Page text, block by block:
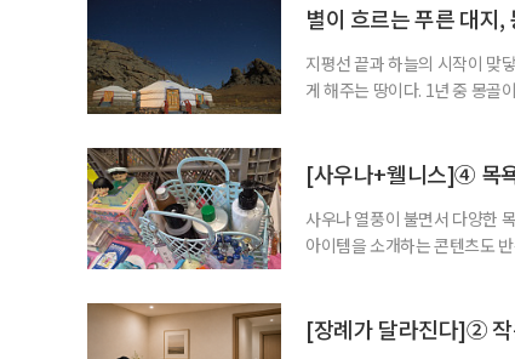
자신의 생애를 증명하기 위해
별이 흐르는 푸른 대지,
지평선 끝과 하늘의 시작이 맞
게 해주는 땅이다. 1년 중 몽골
막까지. 시간이 멈춘 듯한 대자
[사우나+웰니스]④ 목
사우나 열풍이 불면서 다양한
아이템을 소개하는 콘텐츠도
감을 식힌다. 이들의 목욕 가방
[장례가 달라진다]② 작